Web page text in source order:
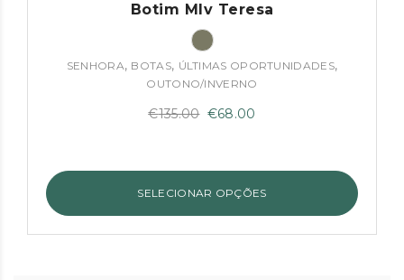
Botim Mlv Teresa
SENHORA, BOTAS, ÚLTIMAS OPORTUNIDADES,
OUTONO/INVERNO
€135.00 O
€135.00.
€68.00
SELECIONAR OPÇÕES